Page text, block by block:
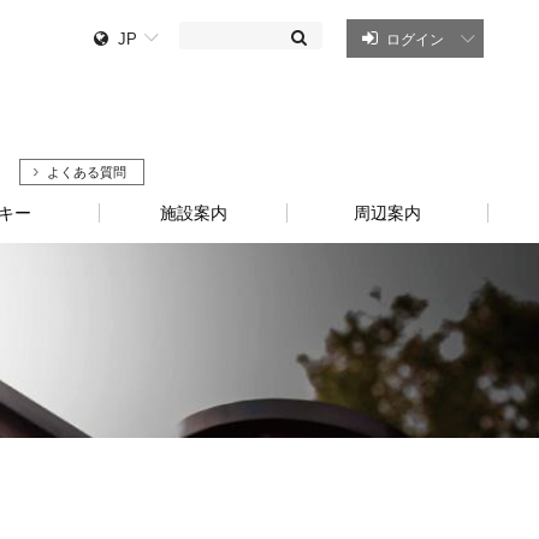
JP ログイン
よくある質問
ー 施設案内 周辺案内